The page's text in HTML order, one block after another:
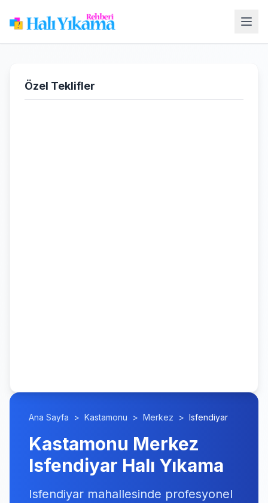
Özel Teklifler
Ana Sayfa > Kastamonu > Merkez > Isfendiyar
Kastamonu Merkez
Isfendiyar Halı Yıkama
Isfendiyar mahallesinde profesyonel